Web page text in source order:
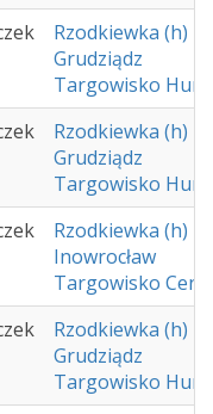
Rzodkiewka (h)
Grudziądz
Targowisko
Rzodkiewka (h)
Grudziądz
Targowisko
Rzodkiewka (h)
Inowrocław
Targowisko
Rzodkiewka (h)
Grudziądz
Targowisko